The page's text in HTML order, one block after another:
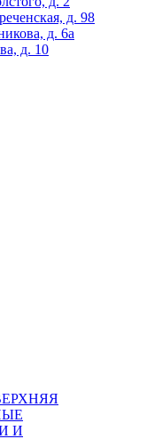
д. 98
д. 6а
д. 10
И